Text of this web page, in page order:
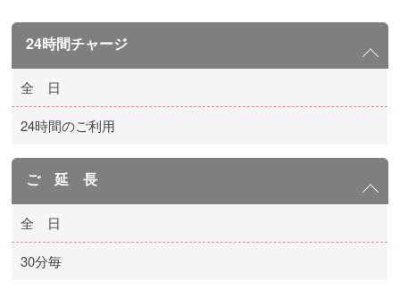
24時間チャージ
全 日
24時間のご利用
ご 延 長
全 日
30分毎